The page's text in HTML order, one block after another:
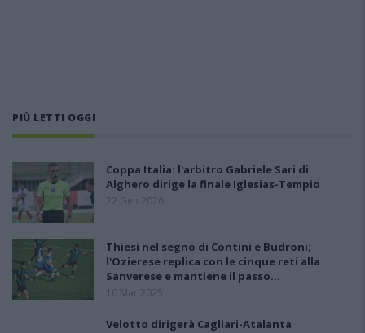
PIÙ LETTI OGGI
Coppa Italia: l'arbitro Gabriele Sari di
Alghero dirige la finale Iglesias-Tempio
22 Gen 2026
Thiesi nel segno di Contini e Budroni;
l'Ozierese replica con le cinque reti alla
Sanverese e mantiene il passo…
10 Mar 2025
Velotto dirigerà Cagliari-Atalanta